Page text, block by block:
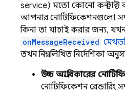
service) মতো কোনো কনস্ট্রাক্ট
আপনার নোটিফিকেশনগুলো
কিনা তা যাচাই করার জন্য,
onMessageReceived
তখন নিম্নলিখিত নির্দেশিকা
উচ্চ অগ্রাধিকারের
নোটিফিকেশন রেন্ডারিং